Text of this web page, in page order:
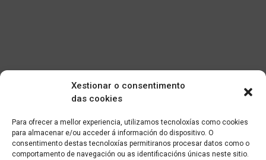
Xestionar o consentimento
das cookies
Para ofrecer a mellor experiencia, utilizamos tecnoloxías como cookies
para almacenar e/ou acceder á información do dispositivo. O
consentimento destas tecnoloxías permitiranos procesar datos como o
comportamento de navegación ou as identificacións únicas neste sitio.